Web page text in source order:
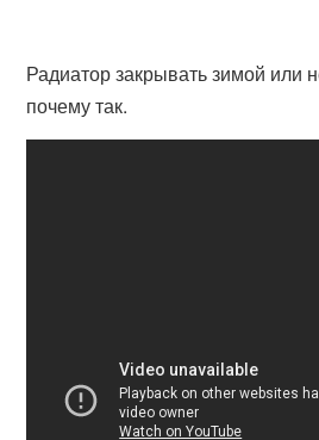
Радиатор закрывать зимой или
почему так.